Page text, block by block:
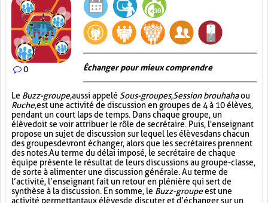
0 Échanger pour mieux comprendre
Le Buzz-groupe,aussi appelé Sous-groupes,Session brouhahaou
Ruche,est une activité de discussion en groupes de 4 à 10 élèves,
pendant un court laps de temps. Dans chaque groupe, un
élève doit se voir attribuer le rôle de secrétaire. Puis, l'enseignant
propose un sujet de discussion sur lequel les élèves dans chacun
des groupes devront échanger, alors que les secrétaires prennent
des notes. Au terme du délai imposé, le secrétaire de chaque
équipe présente le résultat de leurs discussions au groupe-classe,
de sorte à alimenter une discussion générale. Au terme de
l’activité, l’enseignant fait un retour en plénière qui sert de
synthèse à la discussion. En somme, le Buzz-groupeest une
activité permettant aux élèves de discuter et d’échanger sur un